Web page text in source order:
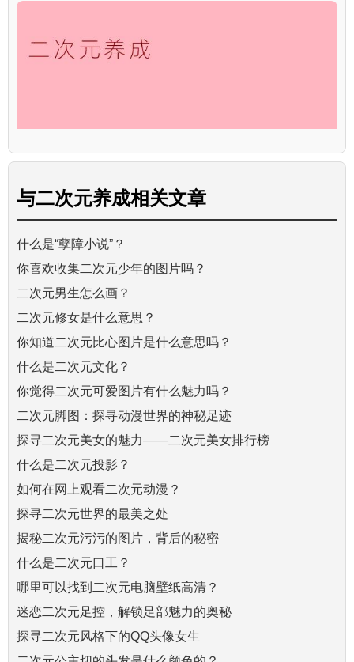
与二次元养成相关文章
什么是“孽障小说”？
你喜欢收集二次元少年的图片吗？
二次元男生怎么画？
二次元修女是什么意思？
你知道二次元比心图片是什么意思吗？
什么是二次元文化？
你觉得二次元可爱图片有什么魅力吗？
二次元脚图：探寻动漫世界的神秘足迹
探寻二次元美女的魅力——二次元美女排行榜
什么是二次元投影？
如何在网上观看二次元动漫？
探寻二次元世界的最美之处
揭秘二次元污污的图片，背后的秘密
什么是二次元口工？
哪里可以找到二次元电脑壁纸高清？
迷恋二次元足控，解锁足部魅力的奥秘
探寻二次元风格下的QQ头像女生